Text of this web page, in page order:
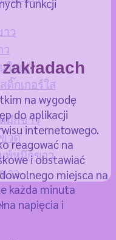
าว
ใหญ่
กเกอร์ใส
มึกขาว
วด
พ์หมึกขาว
าว
funkcji
na wygodę
do aplikacji
internetowego.
reagować na
i obstawiać
miejsca na
każda minuta
napięcia i